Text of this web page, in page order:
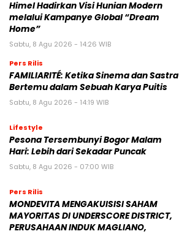
Himel Hadirkan Visi Hunian Modern
melalui Kampanye Global “Dream
Home”
Sabtu, 8 Agu 2026 - 14:26 WIB
Pers Rilis
FAMILIARITÉ: Ketika Sinema dan Sastra
Bertemu dalam Sebuah Karya Puitis
Sabtu, 8 Agu 2026 - 14:19 WIB
Lifestyle
Pesona Tersembunyi Bogor Malam
Hari: Lebih dari Sekadar Puncak
Sabtu, 8 Agu 2026 - 07:00 WIB
Pers Rilis
MONDEVITA MENGAKUISISI SAHAM
MAYORITAS DI UNDERSCORE DISTRICT,
PERUSAHAAN INDUK MAGLIANO,